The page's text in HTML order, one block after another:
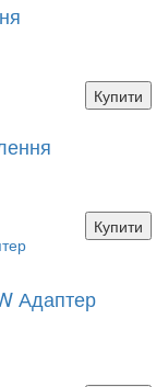
Купити
Купити
Адаптер